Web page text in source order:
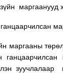
маргаанууд
маргааны
ганцаарчилсан
зуучлалаар